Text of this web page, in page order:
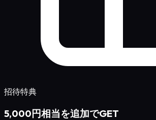
招待特典
5,000円相当を追加でGET